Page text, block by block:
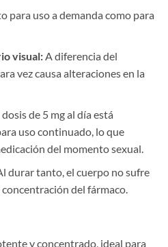
para uso a demanda como para
visual:A diferencia del
vez causa alteraciones en la
de 5 mg al día está
uso continuado, lo que
del momento sexual.
durar tanto, el cuerpo no sufre
del fármaco.
y concentrado, ideal para